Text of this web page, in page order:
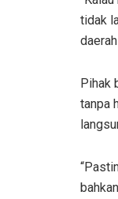
tidak
Pihak
tanpa